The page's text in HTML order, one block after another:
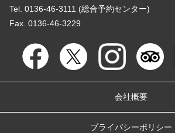
Tel. 0136-46-3111 (総合予約センター)
Fax. 0136-46-3229
会社概要
プライバシーポリシー